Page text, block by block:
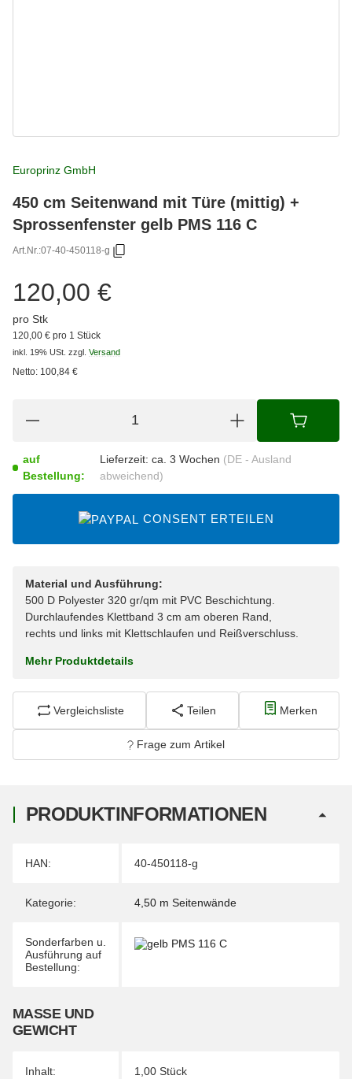
Europrinz GmbH
450 cm Seitenwand mit Türe (mittig) +
Sprossenfenster gelb PMS 116 C
Art.Nr.:07-40-450118-g
120,00 €
pro Stk
120,00 € pro 1 Stück
inkl. 19% USt. zzgl. Versand
Netto: 100,84 €
auf
Bestellung:
Lieferzeit: ca. 3 Wochen (DE - Ausland
abweichend)
CONSENT ERTEILEN
Material und Ausführung:
500 D Polyester 320 gr/qm mit PVC Beschichtung.
Durchlaufendes Klettband 3 cm am oberen Rand,
rechts und links mit Klettschlaufen und Reißverschluss.
Mehr Produktdetails
Vergleichsliste Teilen Merken
Frage zum Artikel
PRODUKTINFORMATIONEN
Produkteigenschaft
Wert
HAN: 40-450118-g
Kategorie: 4,50 m Seitenwände
Sonderfarben u.
Ausführung auf
Bestellung:
MASSE UND G
EWICHT
Inhalt: 1,00 Stück